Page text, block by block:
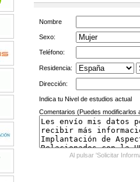
Nombre
Sexo:
Teléfono:
Residencia:
Dirección:
Indica tu Nivel de estudios actual
Comentarios (Puedes modificarlos
Al pulsar 'Solicitar